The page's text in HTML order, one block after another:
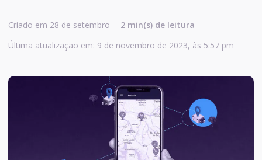
Criado em 28 de setembro
2 min(s) de leitura
Última atualização em: 9 de novembro de 2023, às 5:57 pm